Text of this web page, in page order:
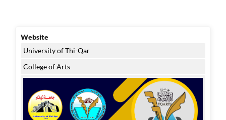
Website
University of Thi-Qar
College of Arts